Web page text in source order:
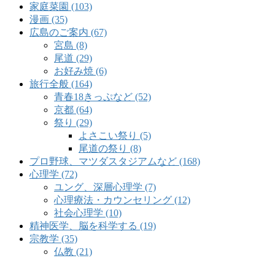
家庭菜園 (103)
漫画 (35)
広島のご案内 (67)
宮島 (8)
尾道 (29)
お好み焼 (6)
旅行全般 (164)
青春18きっぷなど (52)
京都 (64)
祭り (29)
よさこい祭り (5)
尾道の祭り (8)
プロ野球、マツダスタジアムなど (168)
心理学 (72)
ユング、深層心理学 (7)
心理療法・カウンセリング (12)
社会心理学 (10)
精神医学、脳を科学する (19)
宗教学 (35)
仏教 (21)